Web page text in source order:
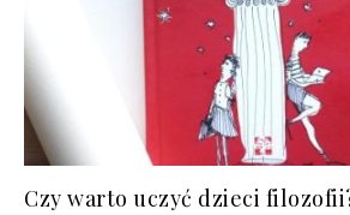
Czy warto uczyć dzieci